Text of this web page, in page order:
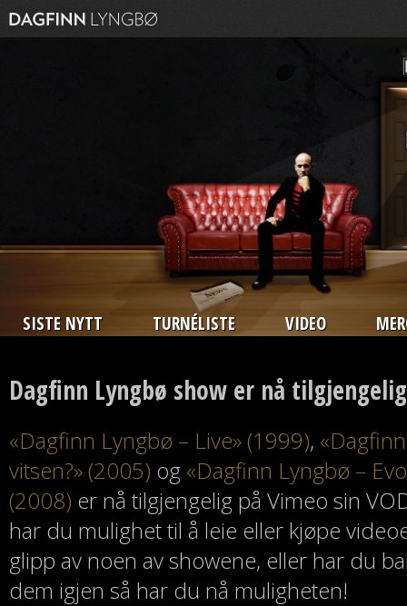
SISTE NYTT TURNÉLISTE VIDEO
Dagfinn Lyngbø show er nå
«Dagfinn Lyngbø – Live» (1999),
vitsen?» (2005) og «Dagfinn Lyngbø –
(2008) er nå tilgjengelig på Vimeo sin
har du mulighet til å leie eller kjøpe
glipp av noen av showene, eller har du
dem igjen så har du nå muligheten!